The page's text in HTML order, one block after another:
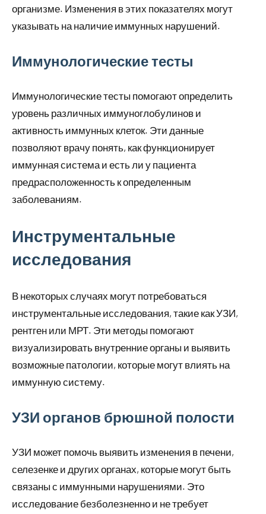
организме. Изменения в этих показателях могут
указывать на наличие иммунных нарушений.
Иммунологические тесты
Иммунологические тесты помогают определить
уровень различных иммуноглобулинов и
активность иммунных клеток. Эти данные
позволяют врачу понять, как функционирует
иммунная система и есть ли у пациента
предрасположенность к определенным
заболеваниям.
Инструментальные
исследования
В некоторых случаях могут потребоваться
инструментальные исследования, такие как УЗИ,
рентген или МРТ. Эти методы помогают
визуализировать внутренние органы и выявить
возможные патологии, которые могут влиять на
иммунную систему.
УЗИ органов брюшной полости
УЗИ может помочь выявить изменения в печени,
селезенке и других органах, которые могут быть
связаны с иммунными нарушениями. Это
исследование безболезненно и не требует